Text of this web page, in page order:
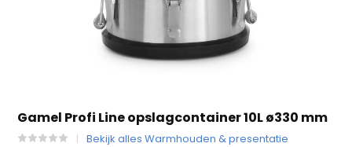
Gamel Profi Line opslagcontainer 10L ø330 mm
Bekijk alles Warmhouden & presentatie